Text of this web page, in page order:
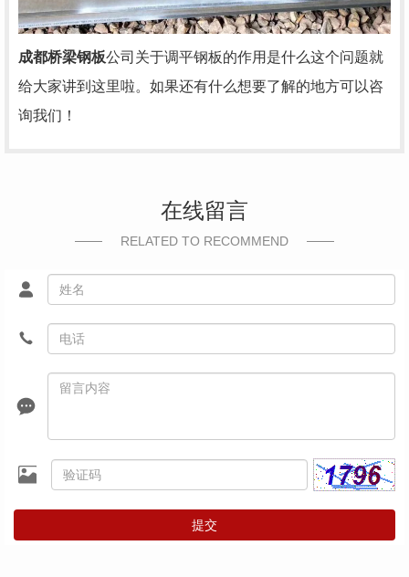
成都桥梁钢板公司关于调平钢板的作用是什么这个问题就
给大家讲到这里啦。如果还有什么想要了解的地方可以咨
询我们！
在线留言
RELATED TO RECOMMEND
提交